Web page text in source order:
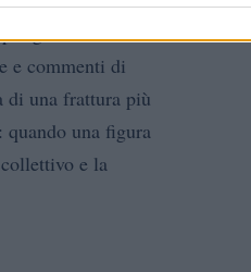
giocatori abbiano
e commenti di
di una frattura più
: quando una figura
e la